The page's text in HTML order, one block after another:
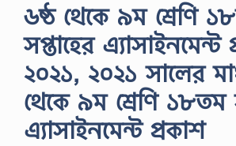
৬ষ্ঠ থেকে ৯ম শ্রেণি
সপ্তাহের এ্যাসাইনমেন্ট
২০২১, ২০২১ সালের
থেকে ৯ম শ্রেণি ১৮তম
এ্যাসাইনমেন্ট প্রকাশ